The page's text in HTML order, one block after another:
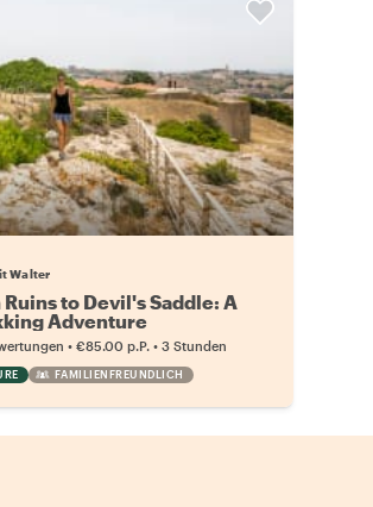
Walter
Ruins to Devil's Saddle: A
Adventure
• €85.00 p.P. • 3 Stunden
FAMILIENFREUNDLICH